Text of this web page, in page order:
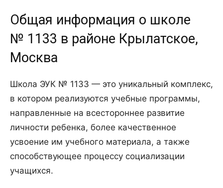
Общая информация о школе
№ 1133 в районе Крылатское,
Москва
Школа ЭУК № 1133 — это уникальный комплекс,
в котором реализуются учебные программы,
направленные на всестороннее развитие
личности ребенка, более качественное
усвоение им учебного материала, а также
способствующее процессу социализации
учащихся.